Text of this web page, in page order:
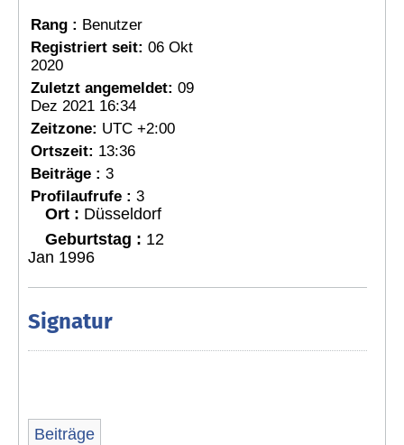
Rang : Benutzer
Registriert seit: 06 Okt
2020
Zuletzt angemeldet: 09
Dez 2021 16:34
Zeitzone: UTC +2:00
Ortszeit: 13:36
Beiträge : 3
Profilaufrufe : 3
Ort : Düsseldorf
Geburtstag : 12
Jan 1996
Signatur
Beiträge